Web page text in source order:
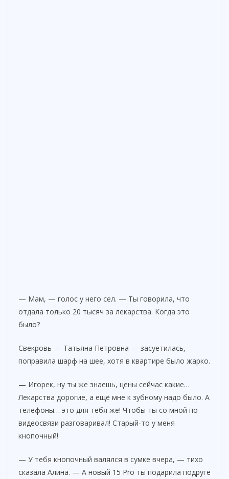
— Мам, — голос у него сел. — Ты говорила, что
отдала только 20 тысяч за лекарства. Когда это
было?
Свекровь — Татьяна Петровна — засуетилась,
поправила шарф на шее, хотя в квартире было жарко.
— Игорек, ну ты же знаешь, цены сейчас какие…
Лекарства дорогие, а ещё мне к зубному надо было. А
телефоны… это для тебя же! Чтобы ты со мной по
видеосвязи разговаривал! Старый-то у меня
кнопочный!
— У тебя кнопочный валялся в сумке вчера, — тихо
сказала Алина. — А новый 15 Pro ты подарила подруге